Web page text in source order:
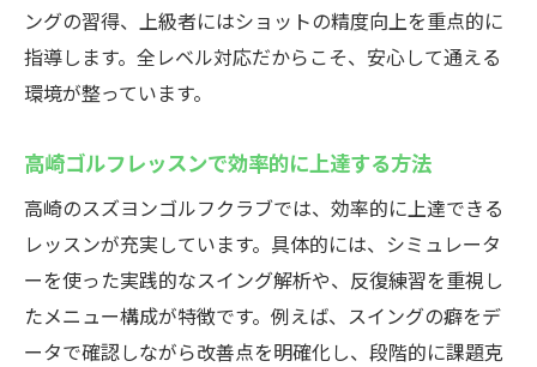
ングの習得、上級者にはショットの精度向上を重点的に
指導します。全レベル対応だからこそ、安心して通える
環境が整っています。
高崎ゴルフレッスンで効率的に上達する方法
高崎のスズヨンゴルフクラブでは、効率的に上達できる
レッスンが充実しています。具体的には、シミュレータ
ーを使った実践的なスイング解析や、反復練習を重視し
たメニュー構成が特徴です。例えば、スイングの癖をデ
ータで確認しながら改善点を明確化し、段階的に課題克